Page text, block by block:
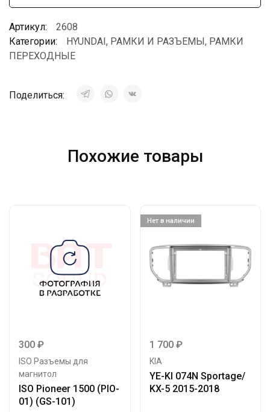
Артикул:
2608
Категории:
HYUNDAI, РАМКИ И РАЗЪЕМЫ, РАМКИ
ПЕРЕХОДНЫЕ
Поделиться:
Похожие товары
300 ₽
ISO Разъемы для
магнитол
ISO Pioneer 1500 (PIO-
01) (GS-101)
Нет в наличии
1 700 ₽
KIA
YE-KI 074N Sportage/
KX-5 2015-2018